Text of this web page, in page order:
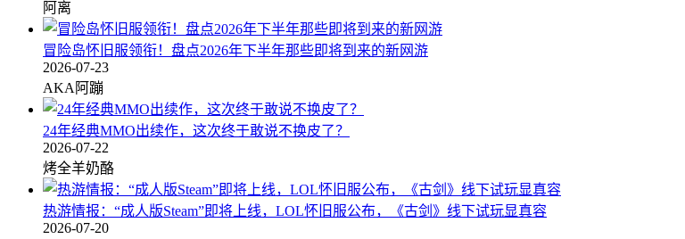
阿离
冒险岛怀旧服领衔！盘点2026年下半年那些即将到来的新网游
2026-07-23
AKA阿蹦
24年经典MMO出续作，这次终于敢说不换皮了？
2026-07-22
烤全羊奶酪
热游情报：“成人版Steam”即将上线，LOL怀旧服公布，《古剑》线下试玩显真容
2026-07-20